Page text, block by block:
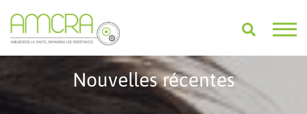
Nouvelles récentes